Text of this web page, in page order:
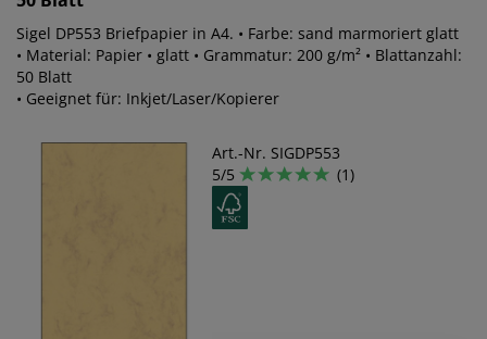
Sigel DP553 Briefpapier in A4. • Farbe: sand marmoriert glatt
• Material: Papier • glatt • Grammatur: 200 g/m² • Blattanzahl:
50 Blatt
• Geeignet für: Inkjet/Laser/Kopierer
Art.-Nr. SIGDP553
5/5
(1)